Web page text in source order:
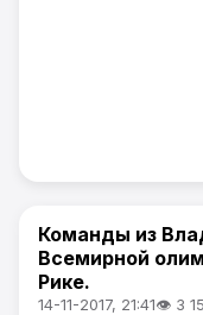
Новости
Команды из
Всемирной
Рике.
14-11-2017, 21:41👁 3